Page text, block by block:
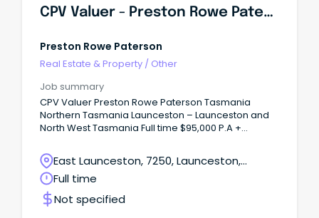
イーンズランド州 (QLD)ビクトリア州 (VIC)南オースト
ラリア州 (SA)西オーストラリア州 (WA)タスマニア州
スウェールズ州 (NSW)クイーンズランド州 (QLD)ビクト
リア州 (VIC)南オーストラリア州 (SA)西オーストラリア
州 (WA)タスマニア州 (TAS)首都特別地域 (ACT)北部準
州 (NT) 売りますニューサウスウェールズ州 (NSW)クイ
ーンズランド州 (QLD)ビクトリア州 (VIC)南オーストラ
リア州 (SA)西オーストラリア州 (WA)タスマニア州
(TAS)首都特別地域 (ACT)北部準州 (NT) コミュニティニ
ューサウスウェールズ州 (NSW)クイーンズランド州
ーストラリア州 (WA)タスマニア州 (TAS)首都特別地域
(ACT)北部準州 (NT) サービスニューサウスウェールズ州
(NSW)クイーンズランド州 (QLD)ビクトリア州 (VIC)南
オーストラリア州 (SA)西オーストラリア州 (WA)タスマ
CPV Valuer - Preston Rowe Paterson Tasmania
Preston Rowe Paterson
Real Estate & Property / Other
Job summary
CPV Valuer Preston Rowe Paterson Tasmania
Northern Tasmania Launceston – Launceston and
North West Tasmania Full time $95,000 P.A +
Paterson Tasmania we are experiencing continued
growth in our business.
East Launceston, 7250, Launceston,
Tasmania
Full time
Not specified